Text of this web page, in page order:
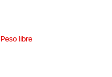
Peso libre